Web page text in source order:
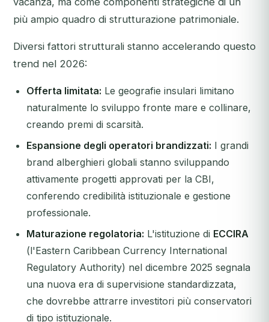
più ampio quadro di strutturazione patrimoniale.
Diversi fattori strutturali stanno accelerando questo
trend nel 2026:
Offerta limitata: Le geografie insulari limitano
naturalmente lo sviluppo fronte mare e collinare,
creando premi di scarsità.
Espansione degli operatori brandizzati: I grandi
brand alberghieri globali stanno sviluppando
attivamente progetti approvati per la CBI,
conferendo credibilità istituzionale e gestione
professionale.
Maturazione regolatoria: L'istituzione di ECCIRA
(l'Eastern Caribbean Currency International
Regulatory Authority) nel dicembre 2025 segnala
una nuova era di supervisione standardizzata,
che dovrebbe attrarre investitori più conservatori
di tipo istituzionale.